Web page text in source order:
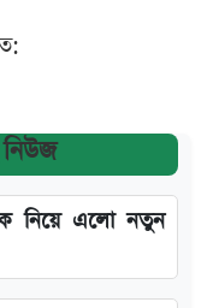
নিয়ে এলো নতুন